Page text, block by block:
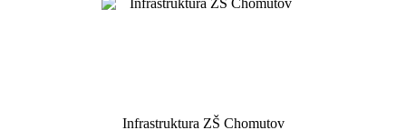
Infrastruktura ZŠ Chomutov